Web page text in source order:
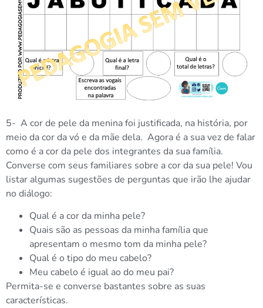
5- A cor de pele da menina foi justificada, na história, por
meio da cor da vó e da mãe dela. Agora é a sua vez de falar
como é a cor da pele dos integrantes da sua família.
Converse com seus familiares sobre a cor da sua pele! Vou
listar algumas sugestões de perguntas que irão lhe ajudar
no diálogo:
Qual é a cor da minha pele?
Quais são as pessoas da minha família que
apresentam o mesmo tom da minha pele?
Qual é o tipo do meu cabelo?
Meu cabelo é igual ao do meu pai?
Permita-se e converse bastantes sobre as suas
características.